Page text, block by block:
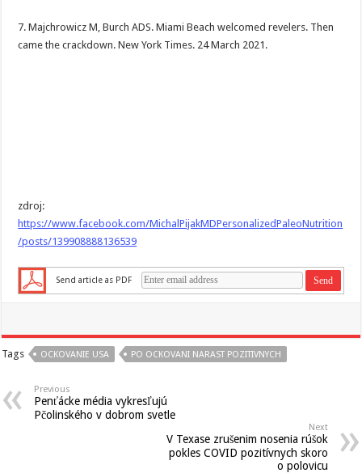
7. Majchrowicz M, Burch ADS. Miami Beach welcomed revelers. Then
came the crackdown. New York Times. 24 March 2021.
zdroj:
https://www.facebook.com/MichalPijakMDPersonalizedPaleoNutrition
/posts/139908888136539
Send article as PDF
Tags OCKOVANIE USA PO OCKOVANI NARAST POZITIVNYCH
Previous
Penťácke média vykresľujú
Pčolinského v dobrom svetle
Next
V Texase zrušenim nosenia rúšok
pokles COVID pozitívnych skoro
o polovicu